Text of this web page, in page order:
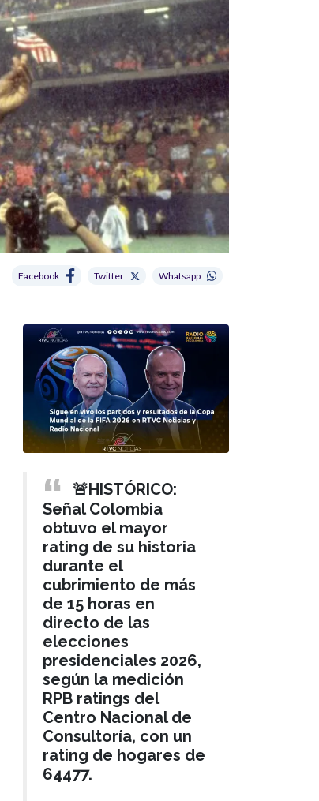
Facebook Twitter Whatsapp
🚨HISTÓRICO:
Señal Colombia
obtuvo el mayor
rating de su historia
durante el
cubrimiento de más
de 15 horas en
directo de las
elecciones
presidenciales 2026,
según la medición
RPB ratings del
Centro Nacional de
Consultoría, con un
rating de hogares de
64477.